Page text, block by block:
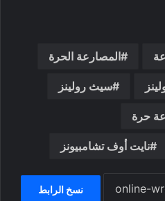
المصارعة الحرة
سيث رولينز
حرة
نايت أوف تشامبيونز
نسخ الرابط